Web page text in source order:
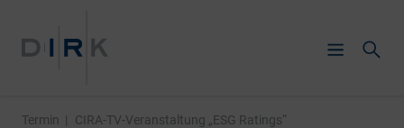
Termin | CIRA-TV-Veranstaltung „ESG Ratings“